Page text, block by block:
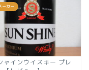
ーカー
ャインウイスキー プレ